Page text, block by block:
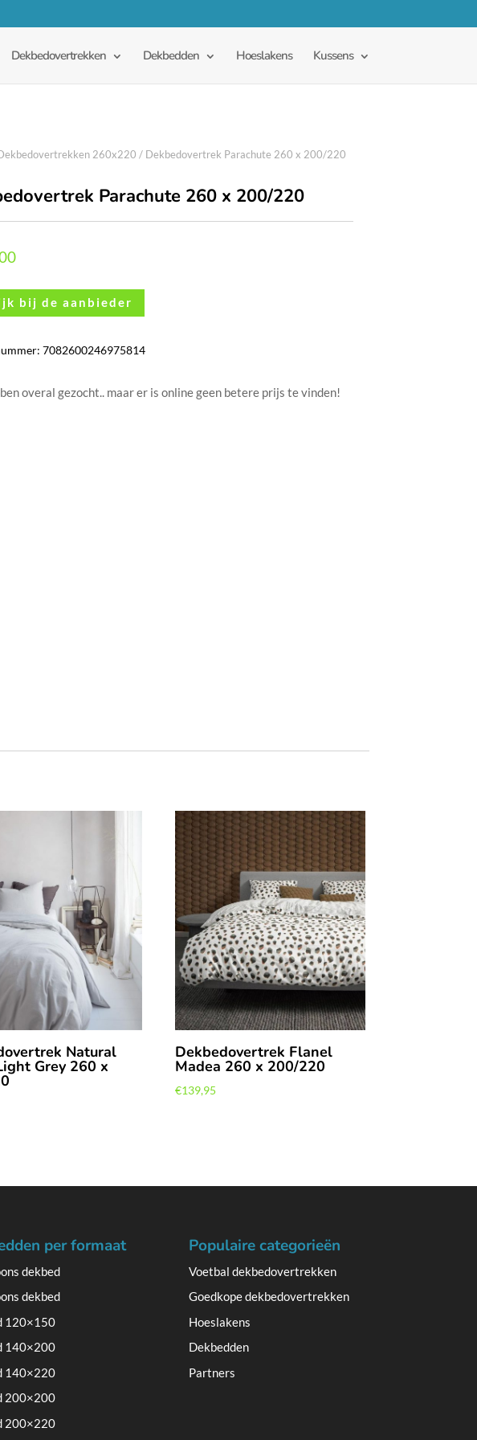
Dekbedovertrekken Dekbedden Hoeslakens Kussens
260x220 / Dekbedovertrek Parachute 260 x 200/220
Parachute 260 x 200/220
bij de aanbieder
7082600246975814
overal gezocht.. maar er is online geen betere prijs te vinden!
Natural
Grey 260 x
Dekbedovertrek Flanel
Madea 260 x 200/220
€139,95
per formaat
dekbed
dekbed
120×150
140×200
140×220
200×200
200×220
Populaire categorieën
Voetbal dekbedovertrekken
Goedkope dekbedovertrekken
Hoeslakens
Dekbedden
Partners